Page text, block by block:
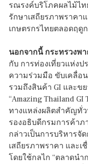
รณรงค์บริโภคผลไม้ไท
รักษาเสถียรภาพราคา
เกษตรกรไทยตลอดฤดู
นอกจากนี้ กระทรวงพ
กับ การท่องเที่ยวแห่ง
ความร่วมมือ ขับเคลื่อ
รวมถึงสินค้า GI และข
“Amazing Thailand
ทางแหล่งผลิตสำคัญทั่
รองอธิบดีกรมการค้าภ
กล่าวเป็นการบริหารจั
เสถียรภาพราคา และเ
โดยใช้กลไก “ตลาดนำ